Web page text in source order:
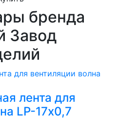
бренда
Завод
лента для
LP-17х0,7